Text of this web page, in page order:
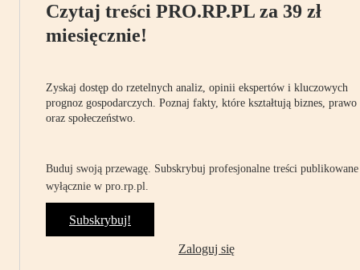
Czytaj treści PRO.RP.PL za 39 zł
miesięcznie!
Zyskaj dostęp do rzetelnych analiz, opinii ekspertów i kluczowych
prognoz gospodarczych. Poznaj fakty, które kształtują biznes, prawo
oraz społeczeństwo.
Buduj swoją przewagę. Subskrybuj profesjonalne treści publikowane
wyłącznie w pro.rp.pl.
Subskrybuj!
Zaloguj się